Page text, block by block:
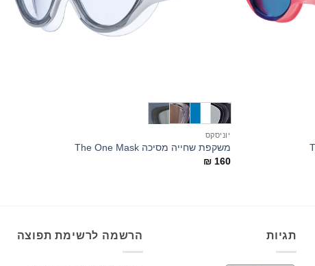
יוניסקס
משקפת שחייה מסיכה The One Mask
₪160
תגיות הרשמה לרשימת תפוצה